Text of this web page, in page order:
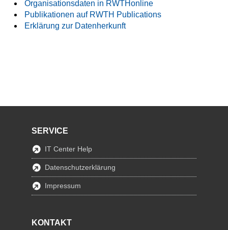
Organisationsdaten in RWTHonline
Publikationen auf RWTH Publications
Erklärung zur Datenherkunft
SERVICE
IT Center Help
Datenschutzerklärung
Impressum
KONTAKT